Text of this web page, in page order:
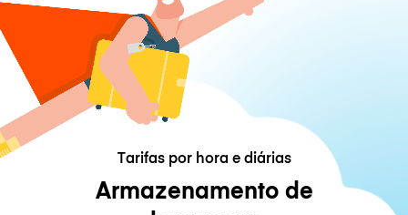
Tarifas por hora e diárias
Armazenamento de